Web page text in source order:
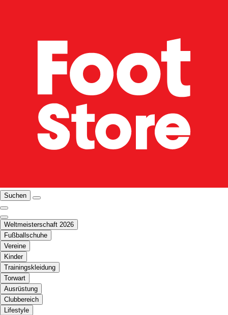
Suchen
Weltmeisterschaft 2026
Fußballschuhe
Vereine
Kinder
Trainingskleidung
Torwart
Ausrüstung
Clubbereich
Lifestyle